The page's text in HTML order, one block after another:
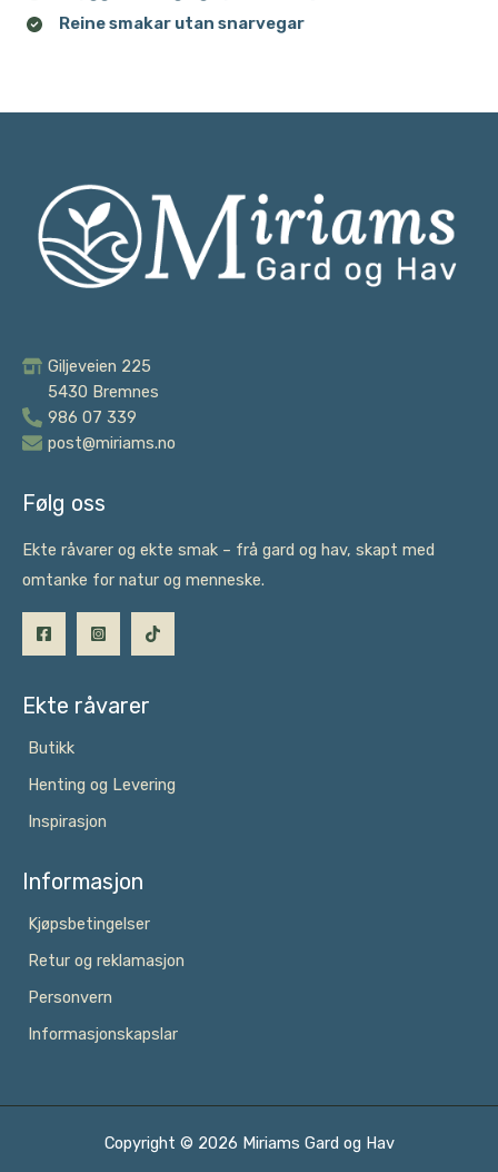
Reine smakar utan snarvegar
Giljeveien 225
5430 Bremnes
986 07 339
post@miriams.no
Følg oss
Ekte råvarer og ekte smak – frå gard og hav, skapt med
omtanke for natur og menneske.
Ekte råvarer
Butikk
Henting og Levering
Inspirasjon
Informasjon
Kjøpsbetingelser
Retur og reklamasjon
Personvern
Informasjonskapslar
Copyright © 2026 Miriams Gard og Hav